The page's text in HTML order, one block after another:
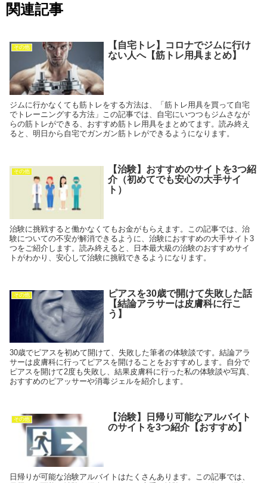
関連記事
その他
【自宅トレ】コロナでジムに行け
ない人へ【筋トレ用具まとめ】
ジムに行かなくても筋トレをする方法は、「筋トレ用具を買って自宅
でトレーニングする方法」この記事では、自宅にいつつもジムさなが
らの筋トレができる、おすすめ筋トレ用具をまとめてます。読み終え
ると、明日から自宅でガンガン筋トレができるようになります。
その他
【治験】おすすめのサイトを3つ紹
介（初めてでも安心の大手サイ
ト）
治験に挑戦すると働かなくてもお金がもらえます。この記事では、治
験についての不安が解消できるように、治験におすすめの大手サイト3
つをご紹介します。読み終えると、日本最大級の治験のおすすめサイ
トがわかり、安心して治験に挑戦できるようになります。
その他
ピアスを30歳で開けて失敗した話
【結論アラサーは皮膚科に行こ
う】
30歳でピアスを初めて開けて、失敗した筆者の体験談です。結論アラ
サーは皮膚科に行ってピアスを開けることをおすすめします。自分で
ピアスを開けて2度も失敗し、結果皮膚科に行った私の体験談や写真、
おすすめのピアッサーや消毒ジェルを紹介します。
その他
【治験】日帰り可能なアルバイト
のサイトを3つ紹介【おすすめ】
日帰りが可能な治験アルバイトはたくさんあります。この記事では、